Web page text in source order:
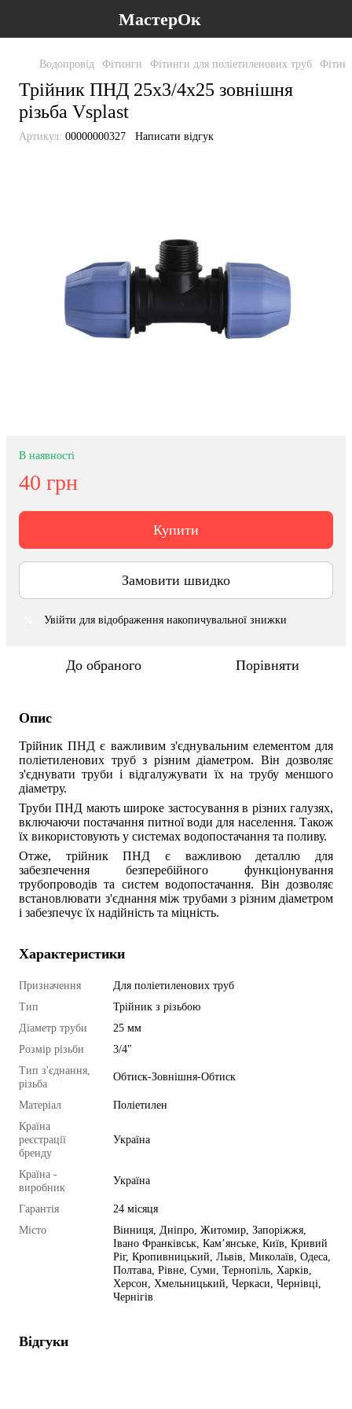
МастерОк
Водопровід Фітинги Фітинги для поліетиленових труб
Трійник ПНД 25х3/4х25 зовнішня
різьба Vsplast
Артикул: 00000000327 Написати відгук
В наявності
40 грн
Купити
Замовити швидко
Увійти для відображення накопичувальної знижки
До обраного Порівняти
Опис
Трійник ПНДє важливим з'єднувальним елементом для
поліетиленових труб з різним діаметром. Він дозволяє
з'єднувати труби і відгалужувати їх на трубу меншого
діаметру.
Труби ПНД мають широке застосування в різних галузях,
включаючи постачання питної води для населення. Також
їх використовують у системах водопостачання та поливу.
Отже, трійник ПНДє важливою деталлю для
забезпечення безперебійного функціонування
трубопроводів та систем водопостачання. Він дозволяє
встановлювати з'єднання між трубами з різним діаметром
і забезпечує їх надійність та міцність.
Характеристики
Призначення
Для поліетиленових труб
Тип
Трійник з різьбою
Діаметр труби
25 мм
Розмір різьби
3/4"
Тип з'єднання,
різьба
Обтиск-Зовнішня-Обтиск
Матеріал
Поліетилен
Країна
реєстрації
бренду
Україна
Країна -
виробник
Україна
Гарантія
24 місяця
Місто
Вінниця, Дніпро, Житомир, Запоріжжя,
Івано Франківськ, Кам’янське, Київ, Кривий
Ріг, Кропивницький, Львів, Миколаїв, Одеса,
Полтава, Рівне, Суми, Тернопіль, Харків,
Херсон, Хмельницький, Черкаси, Чернівці,
Чернігів
Відгуки